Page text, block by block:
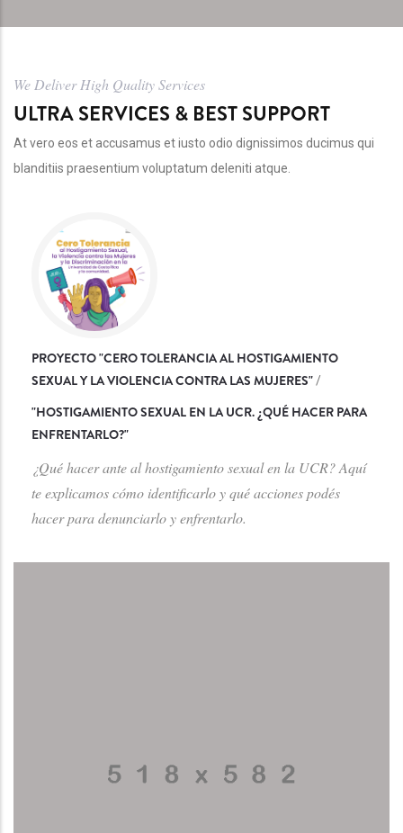
We Deliver High Quality Services
ULTRA SERVICES & BEST SUPPORT
At vero eos et accusamus et iusto odio dignissimos ducimus qui
blanditiis praesentium voluptatum deleniti atque.
PROYECTO "CERO TOLERANCIA AL HOSTIGAMIENTO
SEXUAL Y LA VIOLENCIA CONTRA LAS MUJERES" /
"HOSTIGAMIENTO SEXUAL EN LA UCR. ¿QUÉ HACER PARA
ENFRENTARLO?"
¿Qué hacer ante al hostigamiento sexual en la UCR? Aquí
te explicamos cómo identificarlo y qué acciones podés
hacer para denunciarlo y enfrentarlo.